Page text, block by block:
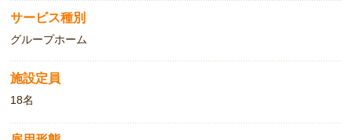
サービス種別
グループホーム
施設定員
18名